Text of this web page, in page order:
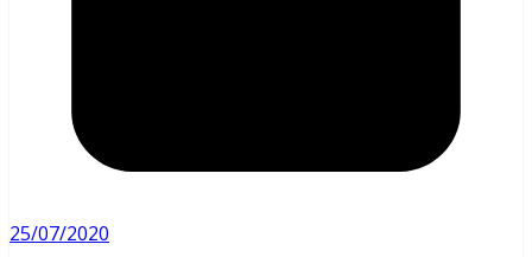
25/07/2020